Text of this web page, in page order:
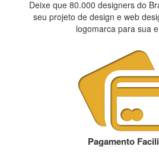
Deixe que 80.000 designers do
seu projeto de design e web
logomarca para sua
Pagamento